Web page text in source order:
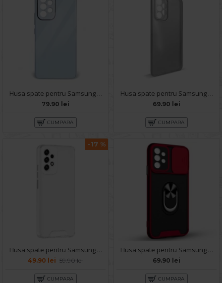
Husa spate pentru Samsung Galaxy A53 5G - Lito Case Sierra Bleu
79.90 lei
CUMPARA
Husa spate pentru Samsung Galaxy A53 5G- 360 case
69.90 lei
CUMPARA
-17 %
Husa spate pentru Samsung Galaxy A53 5G - Space Case
49.90 lei 59.90 lei
CUMPARA
Husa spate pentru Samsung Galaxy A53 5G - Slide Case Rosu
69.90 lei
CUMPARA